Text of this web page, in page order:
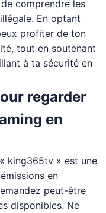
comprendre les
En optant
profiter de ton
tout en soutenant
à ta sécurité en
regarder
en
king365tv » est une
en
peut-être
disponibles. Ne